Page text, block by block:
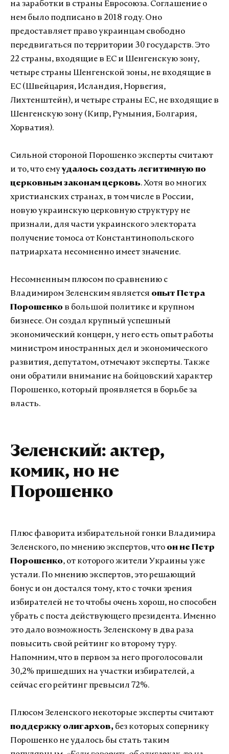
на заработки в страны Евросоюза. Соглашение о
нем было подписано в 2018 году. Оно
предоставляет право украинцам свободно
передвигаться по территории 30 государств. Это
22 страны, входящие в ЕС и Шенгенскую зону,
четыре страны Шенгенской зоны, не входящие в
ЕС (Швейцария, Исландия, Норвегия,
Лихтенштейн), и четыре страны ЕС, не входящие в
Шенгенскую зону (Кипр, Румыния, Болгария,
Хорватия).
Сильной стороной Порошенко эксперты считают
и то, что емуудалось создать легитимную по
церковным законам церковь. Хотя во многих
христианских странах, в том числе в России,
новую украинскую церковную структуру не
признали, для части украинского электората
получение томоса от Константинопольского
патриархата несомненно имеет значение.
Несомненным плюсом по сравнению с
Владимиром Зеленским является опыт Петра
Порошенко в большой политике и крупном
бизнесе. Он создал крупный успешный
экономический концерн, у него есть опыт работы
министром иностранных дел и экономического
развития, депутатом, отмечают эксперты. Также
они обратили внимание на бойцовский характер
Порошенко, который проявляется в борьбе за
власть.
Зеленский: актер,
комик, но не
Порошенко
Плюс фаворита избирательной гонки Владимира
Зеленского, по мнению экспертов, что он не Петр
Порошенко, от которого жители Украины уже
устали. По мнению экспертов, это решающий
бонус и он достался тому, кто с точки зрения
избирателей не то чтобы очень хорош, но способен
убрать с поста действующего президента. Именно
это дало возможность Зеленскому в два раза
повысить свой рейтинг ко второму туру.
Напомним, что в первом за него проголосовали
30,2% пришедших на участки избирателей, а
сейчас его рейтинг превысил 72%.
Плюсом Зеленского некоторые эксперты считают
поддержку олигархов, без которых сопернику
Порошенко не удалось бы стать таким